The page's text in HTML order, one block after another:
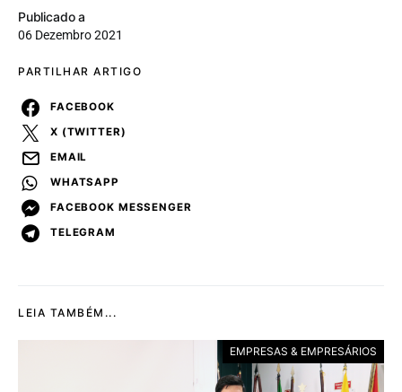
Publicado a
06 Dezembro 2021
PARTILHAR ARTIGO
FACEBOOK
X (TWITTER)
EMAIL
WHATSAPP
FACEBOOK MESSENGER
TELEGRAM
LEIA TAMBÉM...
EMPRESAS & EMPRESÁRIOS